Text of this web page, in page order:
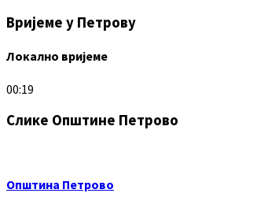
Вријеме у Петрову
Локално вријеме
00:19
Слике Општине Петрово
Општина Петрово